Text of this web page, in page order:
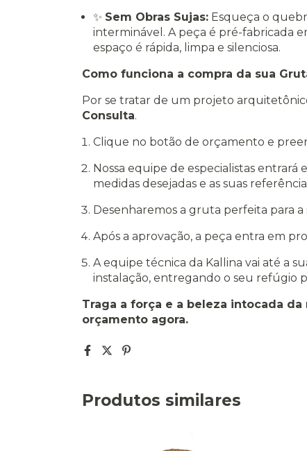
✨ Sem Obras Sujas: Esqueça o
interminável. A peça é pré-fabricada
espaço é rápida, limpa e silenciosa.
Como funciona a compra da sua
Por se tratar de um projeto
Consulta.
Clique no botão de orçamento e
Nossa equipe de especialistas
medidas desejadas e as suas
Desenharemos a gruta perfeita para a
Após a aprovação, a peça entra em
A equipe técnica da Kallina vai até a
instalação, entregando o seu refúgio
Traga a força e a beleza intocada
orçamento agora.
Produtos similares